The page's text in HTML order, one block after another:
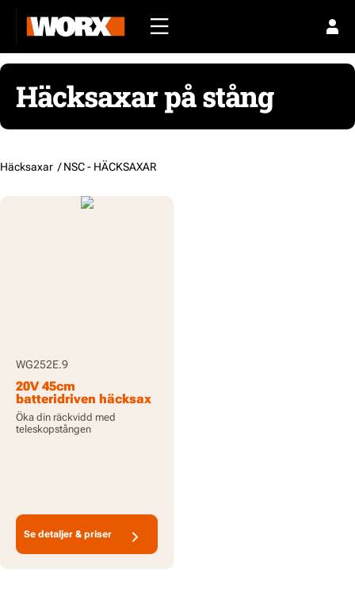
Häcksaxar på stång
Häcksaxar /NSC - HÄCKSAXAR
WG252E.9
20V 45cm
batteridriven häcksax
med stav 3,2M
räckvidd - endast
verktyg
Öka din räckvidd med
teleskopstången
Se detaljer & priser